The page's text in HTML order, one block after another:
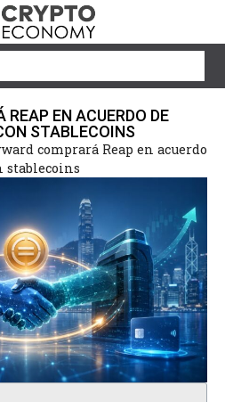
REAP EN ACUERDO DE
STABLECOINS
comprará Reap en acuerdo
stablecoins